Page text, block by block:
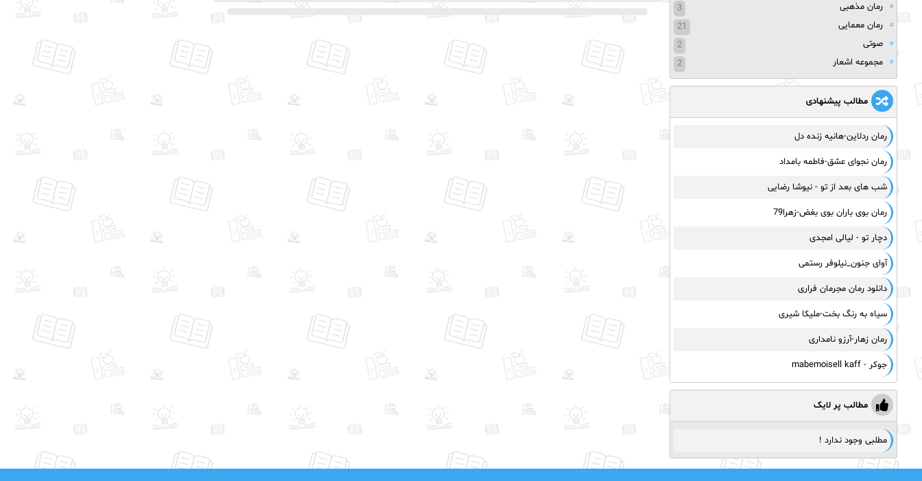
رمان مذهبی
3
رمان معمایی
21
صوتی
2
مجموعه اشعار
2
مطالب پیشنهادی
رمان ردلاین-هانیه زنده دل
رمان نجوای عشق-فاطمه بامداد
شب های بعد از تو - نیوشا رضایی
رمان بوی باران بوی بغض-زهرا79
دچار تو - لیالی امجدی
آوای جنون_نیلوفر رستمی
دانلود رمان مجرمان فراری
سیاه به رنگ بخت-ملیکا شیری
رمان زهار-آرزو نامداری
جوکر - mabemoisell kaff
مطالب پر لایک
مطلبی وجود ندارد !